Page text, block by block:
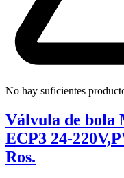
No hay suficientes
Válvula de bola
ECP3 24-
Ros.